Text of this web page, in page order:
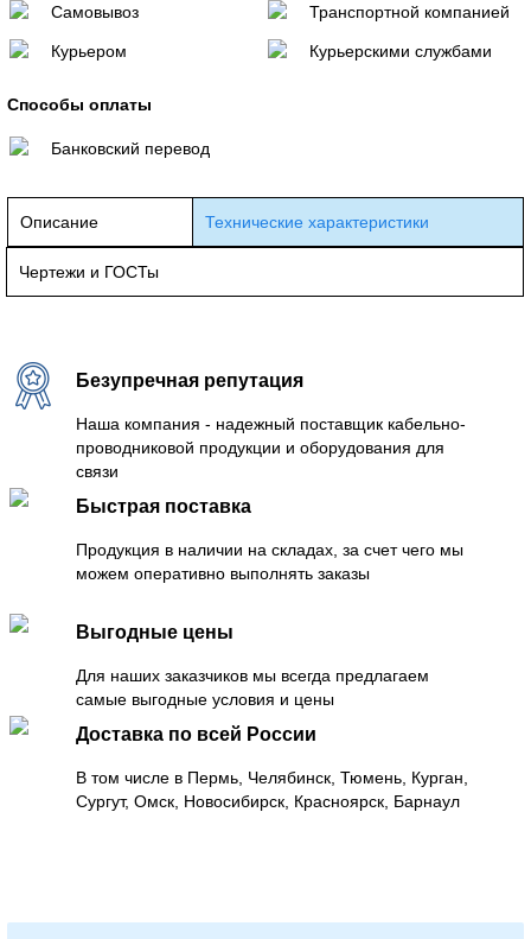
Самовывоз
Курьером
Транспортной компанией
Курьерскими службами
Способы оплаты
Банковский перевод
Описание Технические характеристики
Чертежи и ГОСТы
Безупречная репутация
Наша компания - надежный поставщик кабельно-
проводниковой продукции и оборудования для
связи
Быстрая поставка
Продукция в наличии на складах, за счет чего мы
можем оперативно выполнять заказы
Выгодные цены
Для наших заказчиков мы всегда предлагаем
самые выгодные условия и цены
Доставка по всей России
В том числе в Пермь, Челябинск, Тюмень, Курган,
Сургут, Омск, Новосибирск, Красноярск, Барнаул